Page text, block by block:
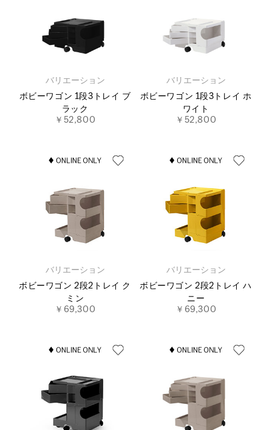
バリエーション
ボビーワゴン 1段3トレイ ブ
ラック
￥52,800
バリエーション
ボビーワゴン 1段3トレイ ホ
ワイト
￥52,800
バリエーション
ボビーワゴン 2段2トレイ ク
ミン
￥69,300
バリエーション
ボビーワゴン 2段2トレイ ハ
ニー
￥69,300